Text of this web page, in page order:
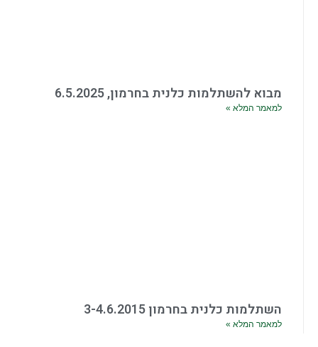
מבוא להשתלמות כלנית בחרמון, 6.5.2025
למאמר המלא »
השתלמות כלנית בחרמון 3-4.6.2015
למאמר המלא »